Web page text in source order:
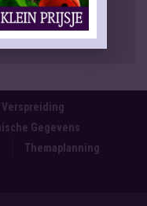
Verspreiding
Gegevens
Themaplanning